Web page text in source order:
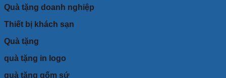
Quà tặng doanh nghiệp
Thiết bị khách sạn
Quà tặng
quà tặng in logo
quà tặng gốm sứ